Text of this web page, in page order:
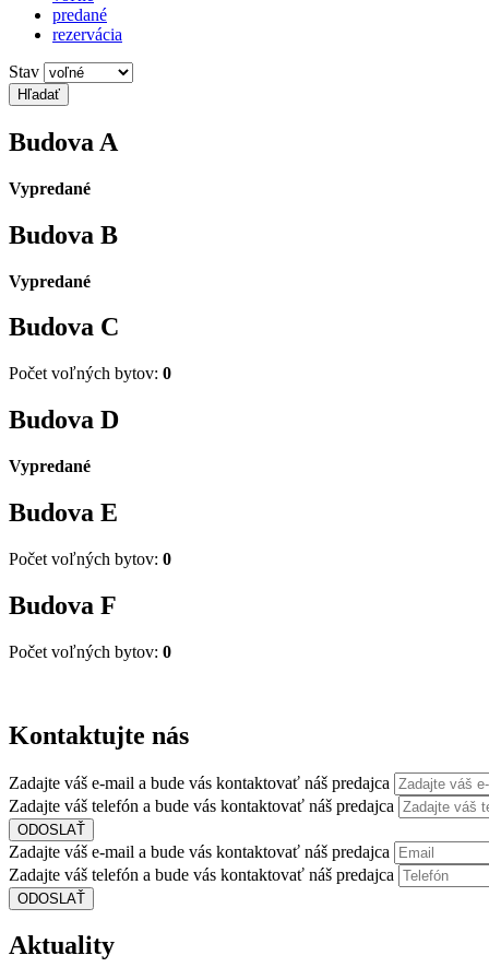
predané
rezervácia
Stav
Budova A
Vypredané
Budova B
Vypredané
Budova C
Počet voľných bytov: 0
Budova D
Vypredané
Budova E
Počet voľných bytov: 0
Budova F
Počet voľných bytov: 0
Kontaktujte nás
Zadajte váš e-mail a bude vás kontaktovať náš predajca
Zadajte váš telefón a bude vás kontaktovať náš predajca
ODOSLAŤ
Zadajte váš e-mail a bude vás kontaktovať náš predajca
Zadajte váš telefón a bude vás kontaktovať náš predajca
ODOSLAŤ
Aktuality